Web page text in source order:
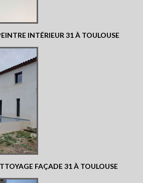
INTÉRIEUR 31 À TOULOUSE
FAÇADE 31 À TOULOUSE